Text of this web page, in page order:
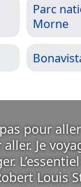
Parc
Morne
pour
Je
Louis